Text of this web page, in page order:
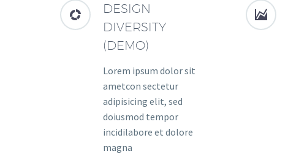


DESIGN
DIVERSITY
(DEMO)
Lorem ipsum dolor sit
ametcon sectetur
adipisicing elit, sed
doiusmod tempor
incidilabore et dolore
magna

